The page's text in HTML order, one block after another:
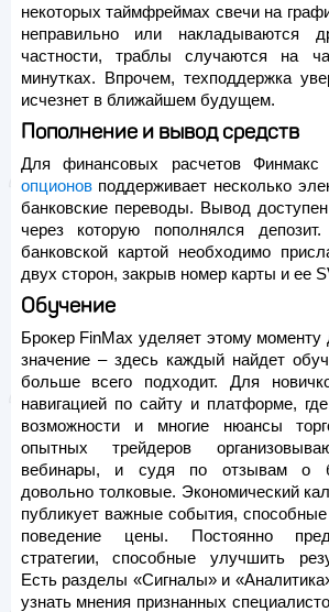
некоторых таймфреймах свечи на
неправильно или накладываются
частности, траблы случаются на
минутках. Впрочем, техподдержка
исчезнет в ближайшем будущем.
Пополнение и вывод средств
Для финансовых расчетов Финмакс
опционовподдерживает несколько
банковские переводы. Вывод
через которую пополнялся
банковской картой необходимо
двух сторон, закрыв номер карты и ее
Обучение
Брокер FinMax уделяет этому
значение – здесь каждый найдет
больше всего подходит. Для
навигацией по сайту и платформе,
возможности и многие нюансы
опытных трейдеров
вебинары, и судя по отзывам о
довольно толковые. Экономический
публикует важные события, способные
поведение цены. Постоянно
стратегии, способные улучшить
Есть разделы «Сигналы» и
узнать мнения признанных